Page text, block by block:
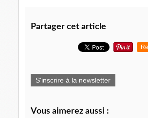
Partager cet article
S'inscrire à la newsletter
Vous aimerez aussi :